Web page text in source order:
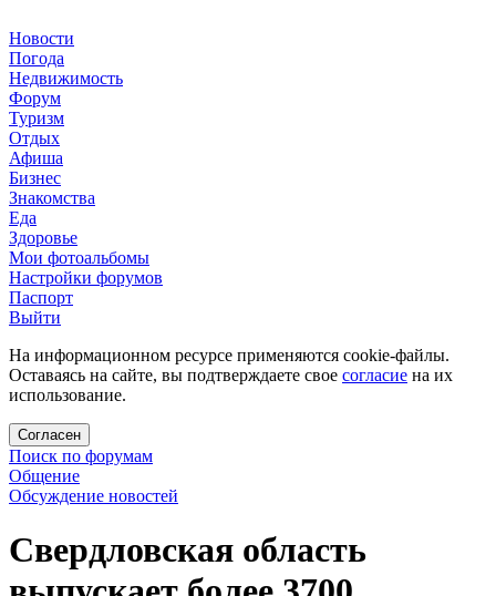
Новости
Погода
Недвижимость
Форум
Туризм
Отдых
Афиша
Бизнес
Знакомства
Еда
Здоровье
Мои фотоальбомы
Настройки форумов
Паспорт
Выйти
На информационном ресурсе применяются cookie-файлы.
Оставаясь на сайте, вы подтверждаете свое согласие на их
использование.
Согласен
Поиск по форумам
Общение
Обсуждение новостей
Свердловская область